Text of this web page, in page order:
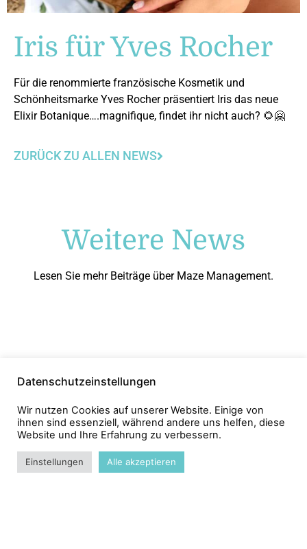
Iris für Yves Rocher
Für die renommierte französische Kosmetik und
Schönheitsmarke Yves Rocher präsentiert Iris das neue
Elixir Botanique….magnifique, findet ihr nicht auch? 🌻🤗
ZURÜCK ZU ALLEN NEWS
Weitere News
Lesen Sie mehr Beiträge über Maze Management.
MAZE MANAGEMENT
Renato Leo
Albrechtstrasse 14b
Datenschutzeinstellungen
Wir nutzen Cookies auf unserer Website. Einige von
ihnen sind essenziell, während andere uns helfen, diese
Website und Ihre Erfahrung zu verbessern.
Einstellungen Alle akzeptieren